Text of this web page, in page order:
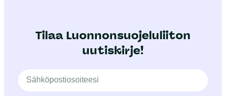
Tilaa Luonnonsuojeluliiton
uutiskirje!